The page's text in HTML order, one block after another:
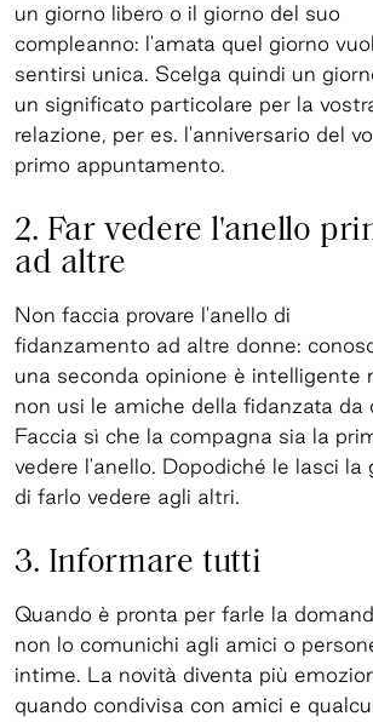
un giorno libero o il giorno del suo
compleanno: l'amata quel giorno
sentirsi unica. Scelga quindi un
un significato particolare per la
relazione, per es. l'anniversario del
primo appuntamento.
2. Far vedere l'anello
ad altre
Non faccia provare l'anello di
fidanzamento ad altre donne:
una seconda opinione è intelligente
non usi le amiche della fidanzata da
Faccia sì che la compagna sia la
vedere l'anello. Dopodiché le lasci la
di farlo vedere agli altri.
3. Informare tutti
Quando è pronta per farle la
non lo comunichi agli amici o
intime. La novità diventa più
quando condivisa con amici e